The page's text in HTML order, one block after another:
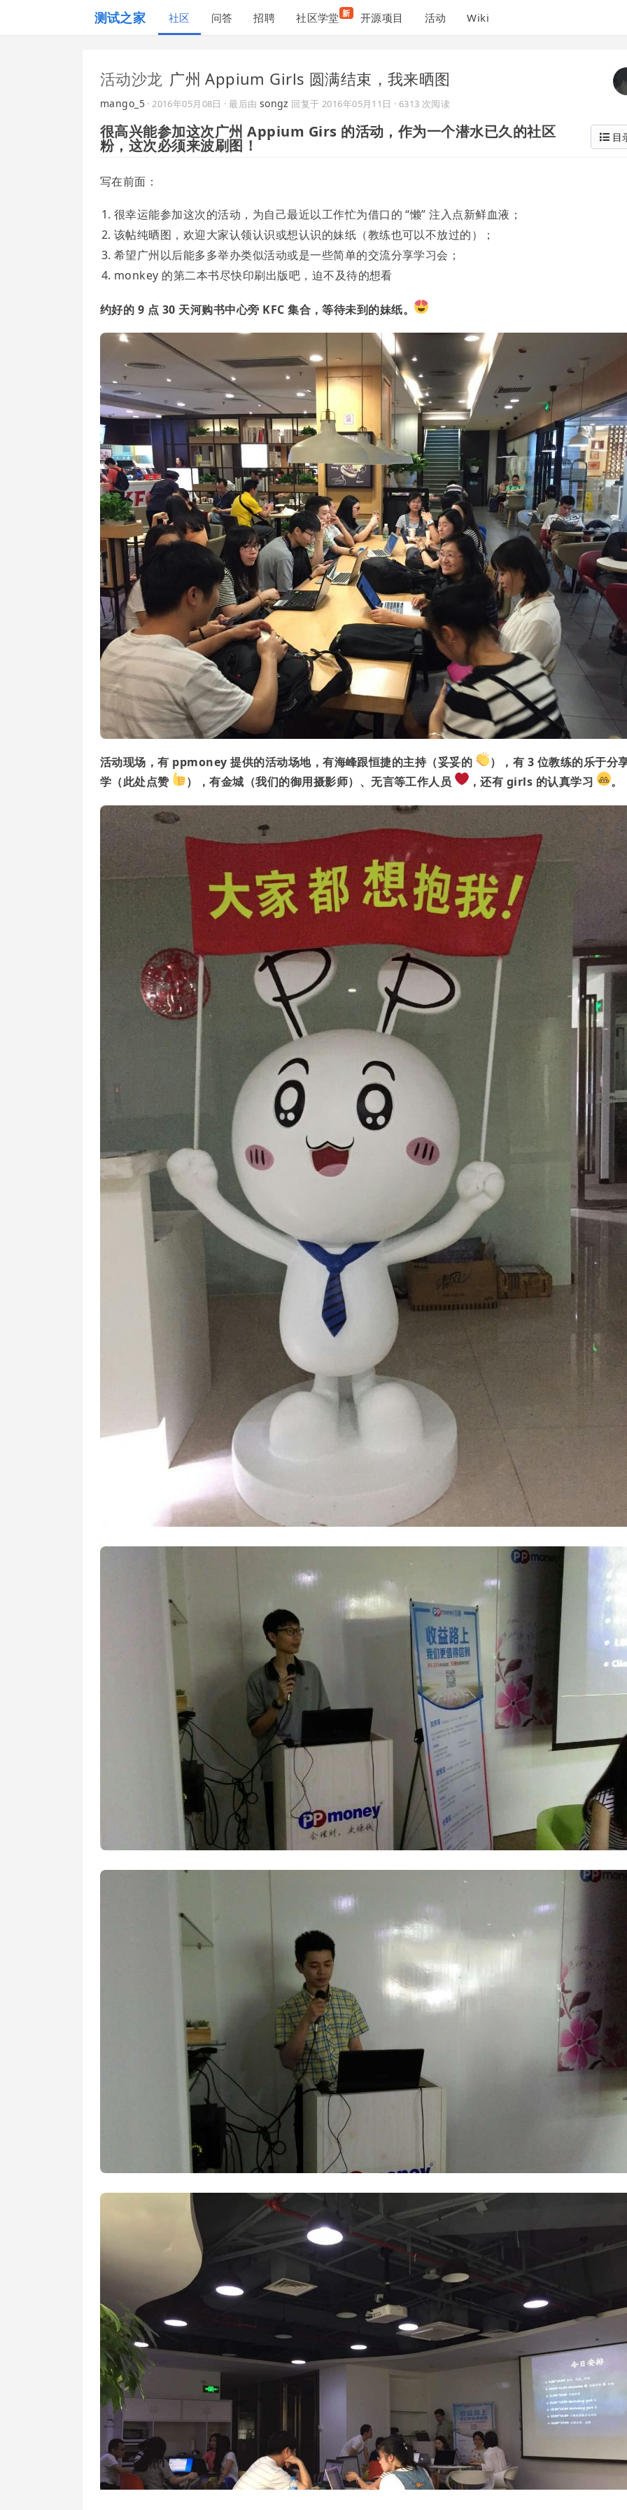
测试之家 社区 问答 招聘 社区学堂 新 开源项目 活动 Wiki
活动沙龙 广州 Appium Girls 圆满结束，我来晒图
mango_5 ·2016年05月08日 · 最后由 songz 回复于2016年05月11日 · 6313 次阅读
目
很高兴能参加这次广州 Appium Girs 的活动，作为一个潜水已久的社区
粉，这次必须来波刷图！
写在前面：
很幸运能参加这次的活动，为自己最近以工作忙为借口的 “懒” 注入点新鲜血液；
该帖纯晒图，欢迎大家认领认识或想认识的妹纸（教练也可以不放过的）；
希望广州以后能多多举办类似活动或是一些简单的交流分享学习会；
monkey 的第二本书尽快印刷出版吧，迫不及待的想看
约好的 9 点 30 天河购书中心旁 KFC 集合，等待未到的妹纸。
活动现场，有 ppmoney 提供的活动场地，有海峰跟恒捷的主持（妥妥的
），有 3 位教练的乐于分
学（此处点赞
），有金城（我们的御用摄影师）、无言等工作人员 ，还有 girls 的认真学习 。